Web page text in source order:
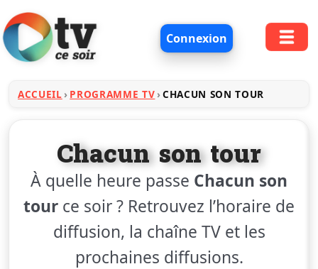
Connexion
ACCUEIL PROGRAMME TV CHACUN SON TOUR
Chacun son tour
À quelle heure passe Chacun son
tour ce soir ? Retrouvez l’horaire de
diffusion, la chaîne TV et les
prochaines diffusions.